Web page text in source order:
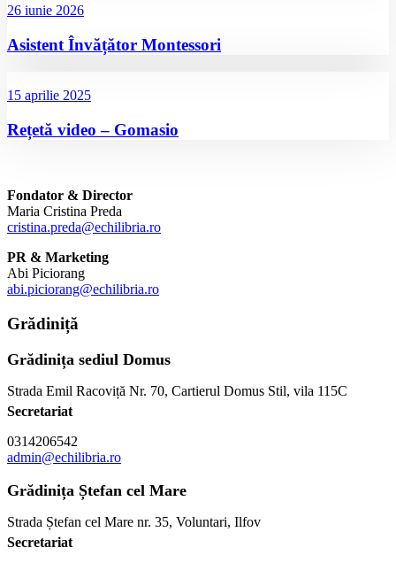
26 iunie 2026
Asistent Învățător Montessori
15 aprilie 2025
Rețetă video – Gomasio
Fondator & Director
Maria Cristina Preda
cristina.preda@echilibria.ro
PR & Marketing
Abi Piciorang
abi.piciorang@echilibria.ro
Grădiniță
Grădinița sediul Domus
Strada Emil Racoviță Nr. 70, Cartierul Domus Stil, vila 115C
Secretariat
0314206542
admin@echilibria.ro
Grădinița Ștefan cel Mare
Strada Ștefan cel Mare nr. 35, Voluntari, Ilfov
Secretariat